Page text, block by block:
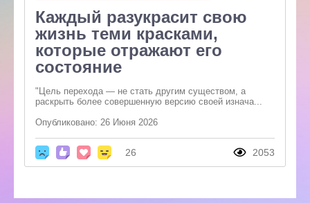
Каждый разукрасит свою
жизнь теми красками,
которые отражают его
состояние
"Цель перехода — не стать другим существом, а
раскрыть более совершенную версию своей изнача...
Опубликовано: 26 Июня 2026
26 2053